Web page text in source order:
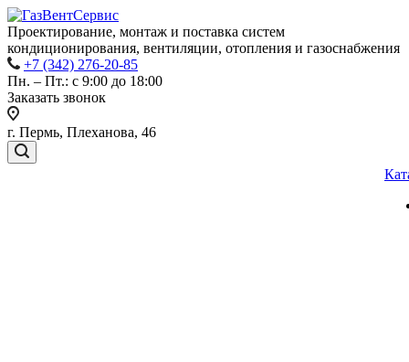
Проектирование, монтаж и поставка систем
кондиционирования, вентиляции, отопления и газоснабжения
+7 (342) 276-20-85
Пн. – Пт.: с 9:00 до 18:00
Заказать звонок
г. Пермь, Плеханова, 46